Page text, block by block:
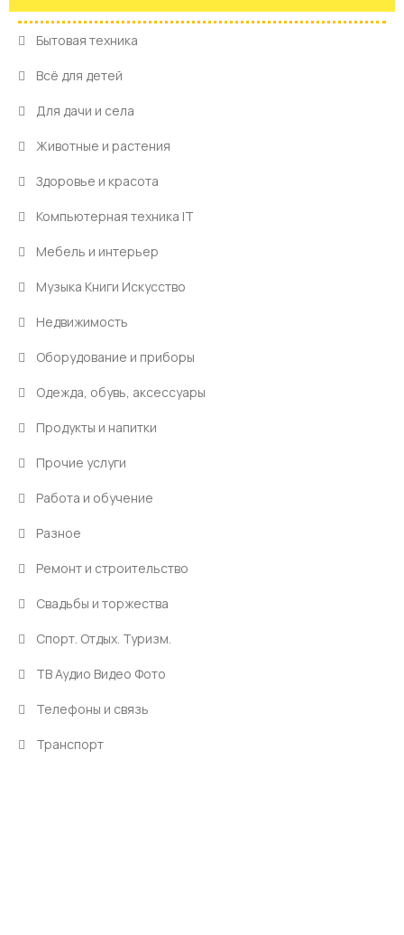
Бытовая техника
Всё для детей
Для дачи и села
Животные и растения
Здоровье и красота
Компьютерная техника IT
Мебель и интерьер
Музыка Книги Искусство
Недвижимость
Оборудование и приборы
Одежда, обувь, аксессуары
Продукты и напитки
Прочие услуги
Работа и обучение
Разное
Ремонт и строительство
Свадьбы и торжества
Спорт. Отдых. Туризм.
ТВ Аудио Видео Фото
Телефоны и связь
Транспорт